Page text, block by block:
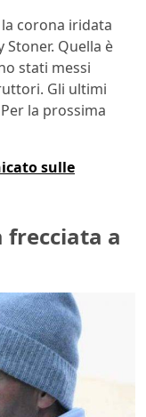
corona iridata
Quella è
stati messi
Gli ultimi
la prossima
sulle
frecciata a